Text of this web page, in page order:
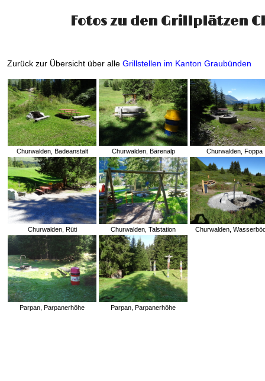
Fotos zu den Grillplätzen
Zurück zur Übersicht über alle Grillstellen im Kanton Graubünden
Churwalden, Badeanstalt Churwalden, Bärenalp Churwalden, Foppa
Churwalden, Rüti Churwalden, Talstation Churwalden,
Parpan, Parpanerhöhe Parpan, Parpanerhöhe